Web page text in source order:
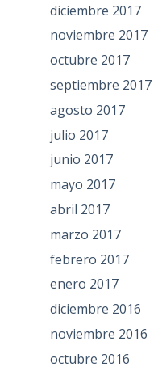
diciembre 2017
noviembre 2017
octubre 2017
septiembre 2017
agosto 2017
julio 2017
junio 2017
mayo 2017
abril 2017
marzo 2017
febrero 2017
enero 2017
diciembre 2016
noviembre 2016
octubre 2016